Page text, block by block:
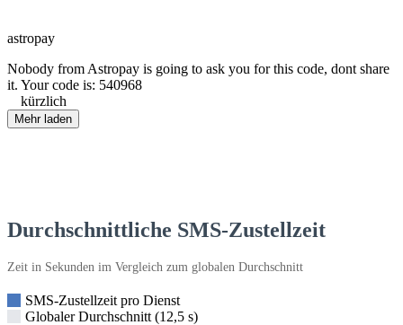
astropay
Nobody from Astropay is going to ask you for this code, dont share
it. Your code is: 540968
kürzlich
Mehr laden
Durchschnittliche SMS-Zustellzeit
Zeit in Sekunden im Vergleich zum globalen Durchschnitt
SMS-Zustellzeit pro Dienst
Globaler Durchschnitt (12,5 s)